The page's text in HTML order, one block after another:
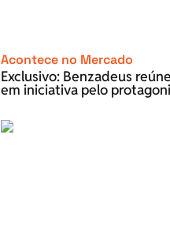
Acontece no Mercado
Exclusivo: Benzadeus
em iniciativa pelo